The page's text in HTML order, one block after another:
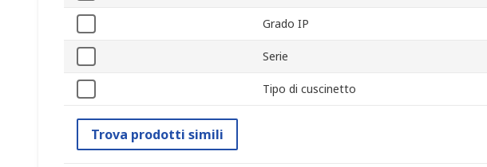
Grado IP
Serie
Tipo di cuscinetto
Trova prodotti simili